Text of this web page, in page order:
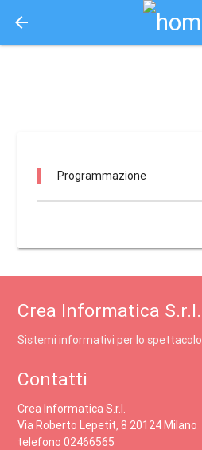
arrow_back
Programmazione
Crea Informatica S.r.l.
Sistemi informativi per lo spettacolo
Contatti
Crea Informatica S.r.l.
Via Roberto Lepetit, 8 20124 Milano
telefono 02466565